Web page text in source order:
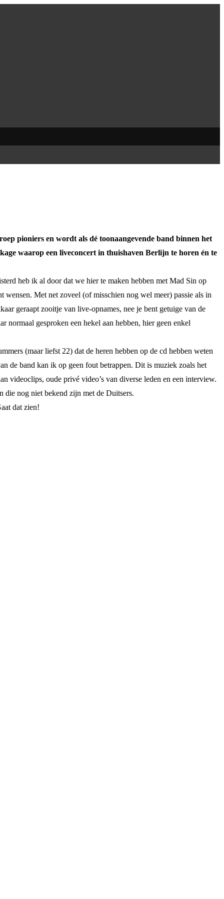
pioniers en wordt als dé toonaangevende band binnen het
waarop een liveconcert in thuishaven Berlijn te horen én te
heb ik al door dat we hier te maken hebben met Mad Sin op
Met net zoveel (of misschien nog wel meer) passie als in
geraapt zooitje van live-opnames, nee je bent getuige van de
normaal gesproken een hekel aan hebben, hier geen enkel
(maar liefst 22) dat de heren hebben op de cd hebben weten
de band kan ik op geen fout betrappen. Dit is muziek zoals het
videoclips, oude privé video’s van diverse leden en een interview.
die nog niet bekend zijn met de Duitsers.
dat zien!